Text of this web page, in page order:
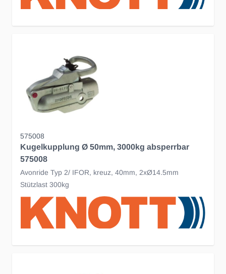
575008
Kugelkupplung Ø 50mm, 3000kg absperrbar
575008
Avonride Typ 2/ IFOR, kreuz, 40mm, 2xØ14.5mm
Stützlast 300kg